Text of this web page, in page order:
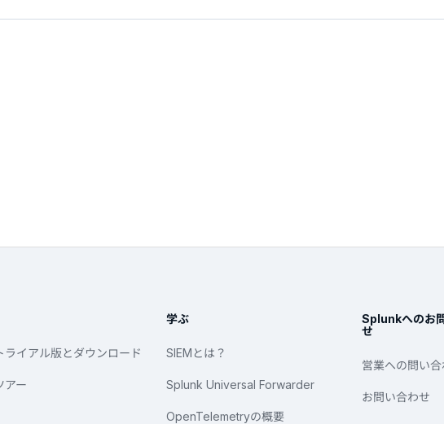
ライアル版とダウンロード
アー
学ぶ
SIEMとは？
Splunk Universal Forwarder
OpenTelemetryの概要
Splunkへのお
せ
営業への問い合
お問い合わせ